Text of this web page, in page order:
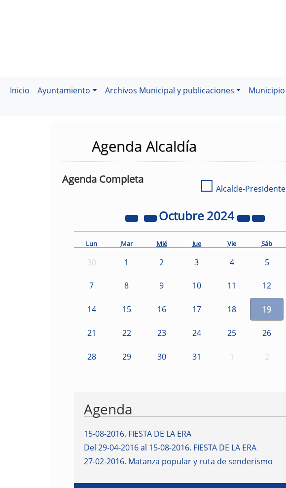
Inicio Ayuntamiento Archivos Municipal y publicaciones Municipio
Agenda Alcaldía
Agenda Completa ☐ Alcalde-Presidente
Octubre2024
Lun Mar Mié Jue Vie Sáb
30 1 2 3 4 5
7 8 9 10 11 12
14 15 16 17 18 19
21 22 23 24 25 26
28 29 30 31 1 2
Agenda
15-08-2016. FIESTA DE LA ERA
Del 29-04-2016 al 15-08-2016. FIESTA DE LA ERA
27-02-2016. Matanza popular y ruta de senderismo